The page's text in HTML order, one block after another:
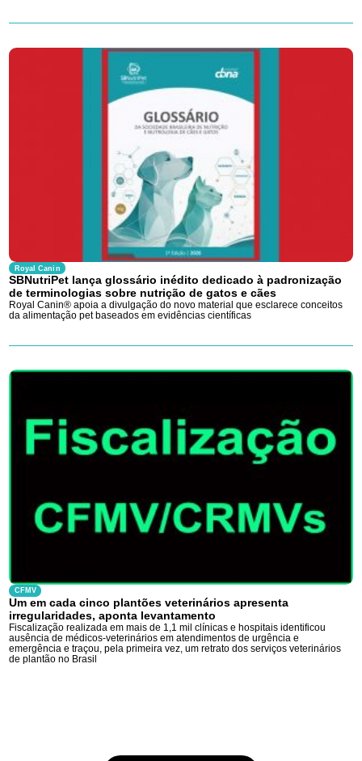
Royal Canin
SBNutriPet lança glossário inédito dedicado à padronização
de terminologias sobre nutrição de gatos e cães
Royal Canin® apoia a divulgação do novo material que esclarece conceitos
da alimentação pet baseados em evidências científicas
CFMV
Um em cada cinco plantões veterinários apresenta
irregularidades, aponta levantamento
Fiscalização realizada em mais de 1,1 mil clínicas e hospitais identificou
ausência de médicos-veterinários em atendimentos de urgência e
emergência e traçou, pela primeira vez, um retrato dos serviços veterinários
de plantão no Brasil